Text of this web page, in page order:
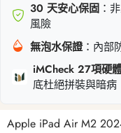
30 天安心保固 ：
風險
無泡水保證：內部
iMCheck 27項硬
底杜絕拼裝與暗病
Apple iPad Air M2